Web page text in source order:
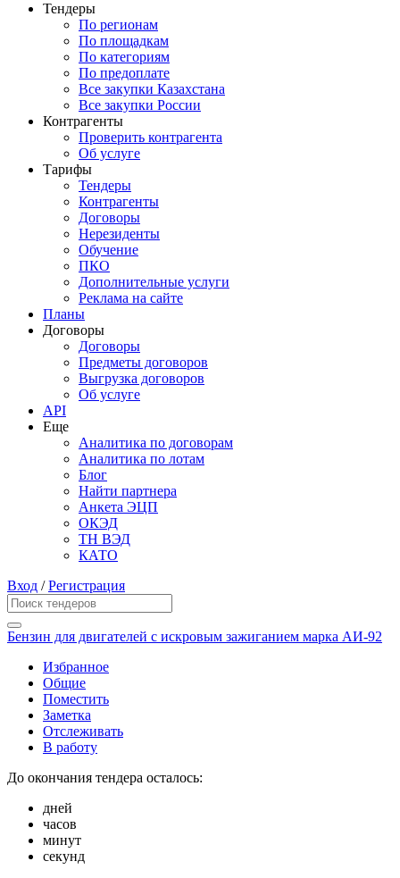
Тендеры
По регионам
По площадкам
По категориям
По предоплате
Все закупки Казахстана
Все закупки России
Контрагенты
Проверить контрагента
Об услуге
Тарифы
Тендеры
Контрагенты
Договоры
Нерезиденты
Обучение
ПКО
Дополнительные услуги
Реклама на сайте
Планы
Договоры
Договоры
Предметы договоров
Выгрузка договоров
Об услуге
API
Еще
Аналитика по договорам
Аналитика по лотам
Блог
Найти партнера
Анкета ЭЦП
ОКЭД
ТН ВЭД
КАТО
Вход /Регистрация
Бензин для двигателей с искровым зажиганием марка АИ-92
Избранное
Общие
Поместить
Заметка
Отслеживать
В работу
До окончания тендера осталось:
дней
часов
минут
секунд